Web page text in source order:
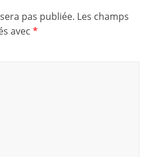
pas publiée. Les champs
avec*